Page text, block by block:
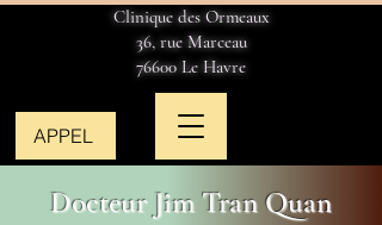
Clinique des Ormeaux
36, rue Marceau
76600 Le Havre
APPEL
Docteur Jim Tran Quan